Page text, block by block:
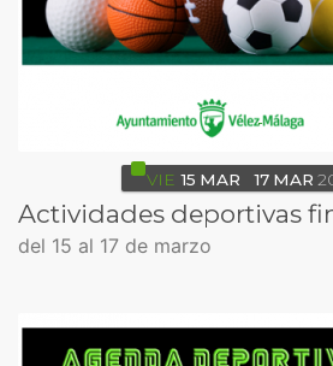
VIE 15 MAR 17 MAR
Actividades deportivas
del 15 al 17 de marzo